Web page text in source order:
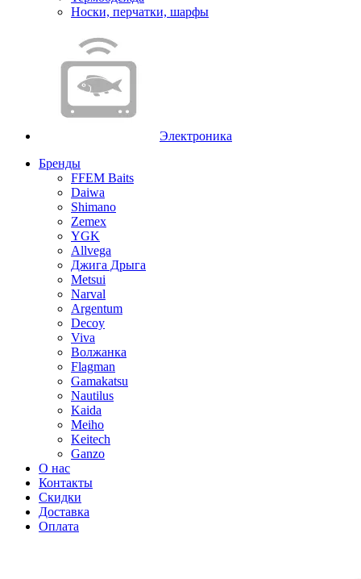
Носки, перчатки, шарфы
Электроника
Бренды
FFEM Baits
Daiwa
Shimano
Zemex
YGK
Allvega
Джига Дрыга
Metsui
Narval
Argentum
Decoy
Viva
Волжанка
Flagman
Gamakatsu
Nautilus
Kaida
Meiho
Keitech
Ganzo
О нас
Контакты
Скидки
Доставка
Оплата